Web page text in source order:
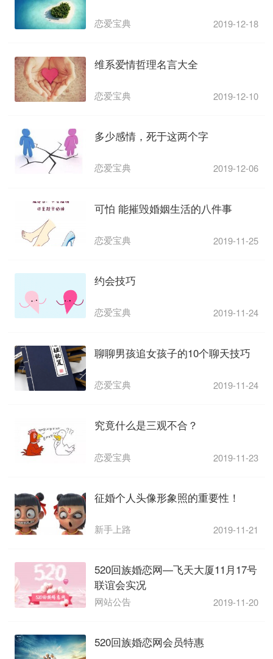
恋爱宝典 2019-12-18
维系爱情哲理名言大全
恋爱宝典 2019-12-10
多少感情，死于这两个字
恋爱宝典 2019-12-06
可怕 能摧毁婚姻生活的八件事
恋爱宝典 2019-11-25
约会技巧
恋爱宝典 2019-11-24
聊聊男孩追女孩子的10个聊天技巧
恋爱宝典 2019-11-24
究竟什么是三观不合？
恋爱宝典 2019-11-23
征婚个人头像形象照的重要性！
新手上路 2019-11-21
520回族婚恋网—飞天大厦11月17号
联谊会实况
网站公告 2019-11-20
520回族婚恋网会员特惠